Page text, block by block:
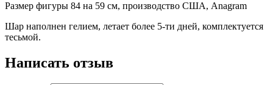
Размер фигуры 84 на 59 см, производство США, Anagram
Шар наполнен гелием, летает более 5-ти дней, комплектуется
тесьмой.
Написать отзыв